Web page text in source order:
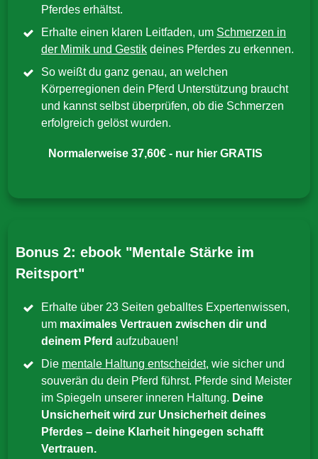
Pferdes erhältst.
Erhalte einen klaren Leitfaden, um Schmerzen in
der Mimik und Gestik deines Pferdes zu erkennen.
So weißt du ganz genau, an welchen
Körperregionen dein Pferd Unterstützung braucht
und kannst selbst überprüfen, ob die Schmerzen
erfolgreich gelöst wurden.
Normalerweise 37,60€ - nur hier GRATIS
Bonus 2: ebook "Mentale Stärke im
Reitsport"
Erhalte über 23 Seiten geballtes Expertenwissen,
um maximales Vertrauen zwischen dir und
deinem Pferd aufzubauen!
Die mentale Haltung entscheidet, wie sicher und
souverän du dein Pferd führst. Pferde sind Meister
im Spiegeln unserer inneren Haltung. Deine
Unsicherheit wird zur Unsicherheit deines
Pferdes – deine Klarheit hingegen schafft
Vertrauen.